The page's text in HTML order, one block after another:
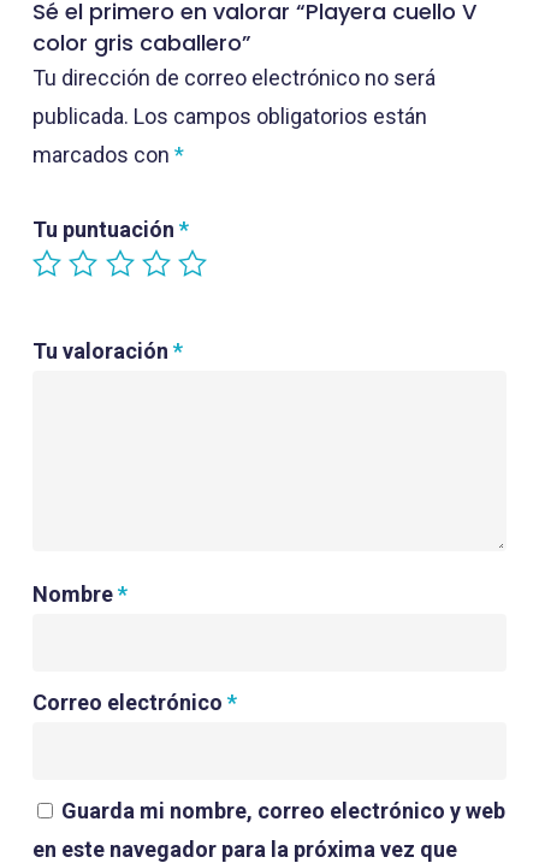
Sé el primero en valorar “Playera cuello V
color gris caballero”
Tu dirección de correo electrónico no será
publicada. Los campos obligatorios están
marcados con *
Tu puntuación *
Tu valoración *
Nombre*
Correo electrónico *
Guarda mi nombre, correo electrónico y web
en este navegador para la próxima vez que